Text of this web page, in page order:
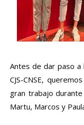
Antes de dar paso a
CJS-CNSE,
gran trabajo
Martu, Marcos y